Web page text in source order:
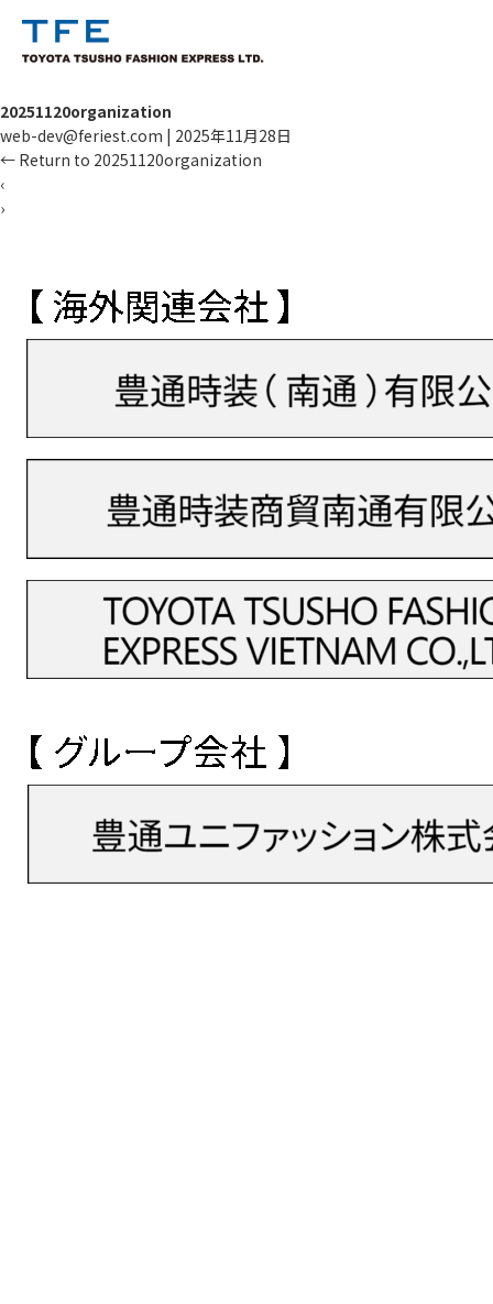
20251120organization
web-dev@feriest.com | 2025年11月28日
← Return to 20251120organization
‹
›